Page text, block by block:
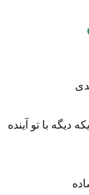
دیگه با تو آینده